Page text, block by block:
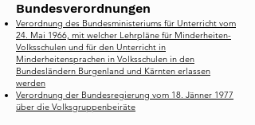
Bundesverordnungen
Verordnung des Bundesministeriums für Unterricht vom
24. Mai 1966, mit welcher Lehrpläne für Minderheiten-
Volksschulen und für den Unterricht in
Minderheitensprachen in Volksschulen in den
Bundesländern Burgenland und Kärnten erlassen
werden
Verordnung der Bundesregierung vom 18. Jänner 1977
über die Volksgruppenbeiräte